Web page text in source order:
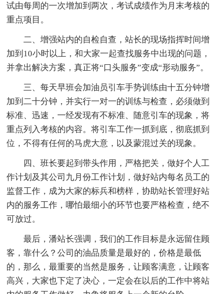
试由每周的一次增加到两次，考试成绩作为月末考核的
重点项目。
二、增强站内的自检自查，站长的现场指挥时间增
加到10小时以上，和大家一起查找服务中出现的问题，
并拿出解决方案，真正将“口头服务”变成“形动服务”。
三、每天早班会加油员引车手势训练由十五分钟增
加到二十分钟，并实行一对一的训练与检查，必须做到
标准、迅速，一经发现有不标准、随意引车的现象，将
重点列入考核的内容。将引车工作一抓到底，彻底抓到
位，不得有任何的马虎大意，以及蒙混过关的现象。
四、班长要起到带头作用，严格把关，做好个人工
作计划及其公司九月份工作计划，做好站内每名员工的
监督工作，成为大家的标兵和榜样，协助站长管理好站
内的服务工作，哪怕最细小的环节也要严格检查，绝不
可放过。
最后，潘站长强调，我们的工作目标是永远留住顾
客，靠什么？公司的油品质量是最好的，价格是最低
的，那么，最重要的当然是服务，让顾客满意，让顾客
高兴，大家也下定了决心，一定会在以后的工作中将站